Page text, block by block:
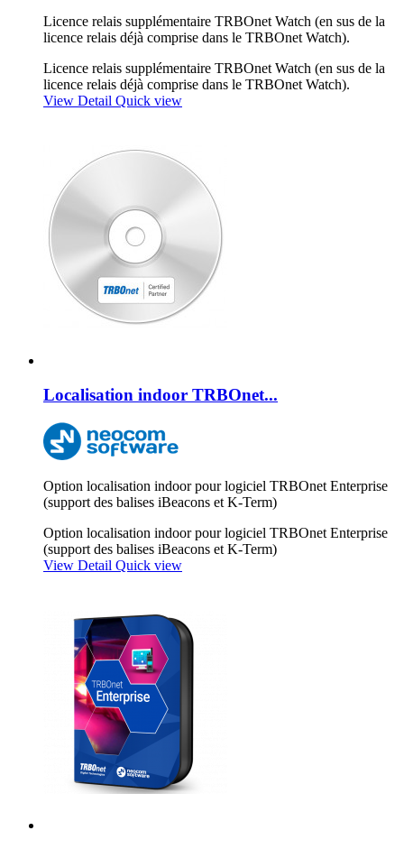
Licence relais supplémentaire TRBOnet Watch (en sus de la
licence relais déjà comprise dans le TRBOnet Watch).
Licence relais supplémentaire TRBOnet Watch (en sus de la
licence relais déjà comprise dans le TRBOnet Watch).
View Detail Quick view
Localisation indoor TRBOnet...
Option localisation indoor pour logiciel TRBOnet Enterprise
(support des balises iBeacons et K-Term)
Option localisation indoor pour logiciel TRBOnet Enterprise
(support des balises iBeacons et K-Term)
View Detail Quick view